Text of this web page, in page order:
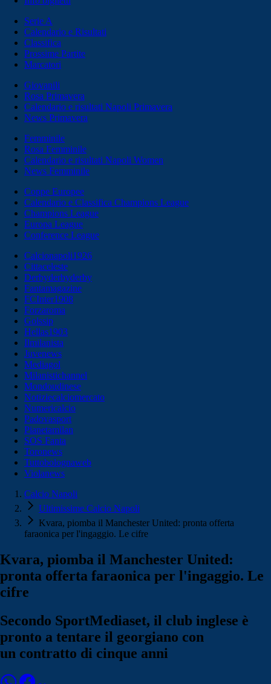
Serie A
Calendario e Risultati
Classifica
Prossime Partite
Marcatori
Giovanili
Rosa Primavera
Calendario e risultati Napoli Primavera
News Primavera
Femminile
Rosa Femminile
Calendario e risultati Napoli Women
News Femminile
Coppe Europee
Calendario e Classifica Champions League
Champions League
Europa League
Conference League
Calcionapoli1926
Cittaceleste
Derbyderbyderby
Fantamagazine
FCInter1908
Forzaroma
Golssip
Hellas1903
Ilmilanista
Juvenews
Mediagol
Milanistichannel
Mondoudinese
Notiziecalciomercato
Numericalcio
Padovasport
Pianetamilan
SOS Fanta
Toronews
Tuttobolognaweb
Violanews
Calcio Napoli
Ultimissime Calcio Napoli
Kvara, piomba il Manchester United: pronta offerta
faraonica per l'ingaggio. Le cifre
Kvara, piomba il Manchester United:
pronta offerta faraonica per l'ingaggio. Le
cifre
Secondo SportMediaset, il club inglese è
pronto a tentare il georgiano con
un contratto di cinque anni